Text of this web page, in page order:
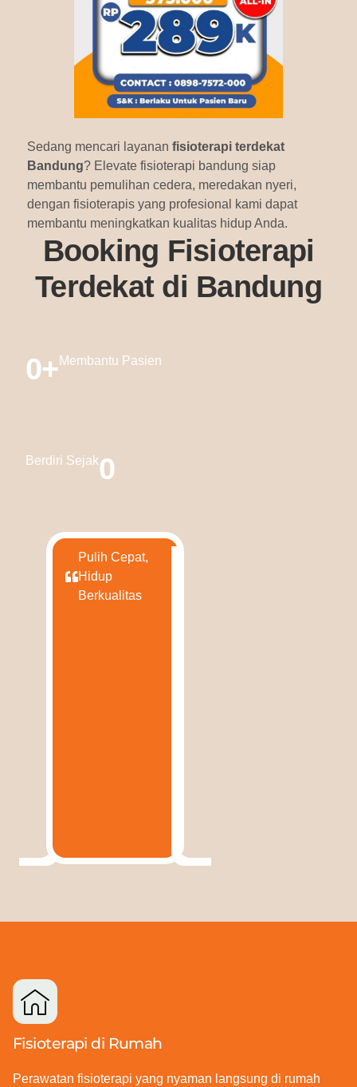
Sedang mencari layanan fisioterapi terdekat
Bandung? Elevate fisioterapi bandung siap
membantu pemulihan cedera, meredakan nyeri,
dengan fisioterapis yang profesional kami dapat
membantu meningkatkan kualitas hidup Anda.
Booking Fisioterapi
Terdekat di Bandung
0+ Membantu Pasien
Berdiri Sejak0
Pulih Cepat,
Hidup
Berkualitas
Fisioterapi di Rumah
Perawatan fisioterapi yang nyaman langsung di rumah